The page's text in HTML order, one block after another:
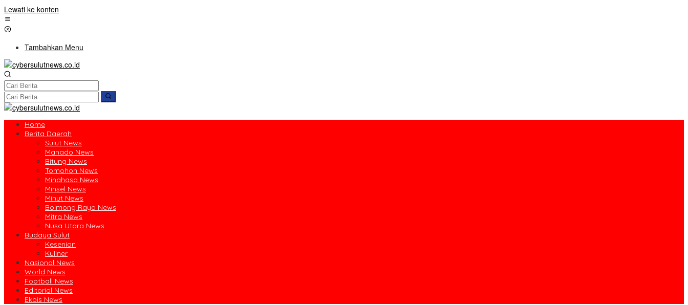
Lewati ke konten
Tambahkan Menu
Home
Berita Daerah
Sulut News
Manado News
Bitung News
Tomohon News
Minahasa News
Minsel News
Minut News
Bolmong Raya News
Mitra News
Nusa Utara News
Budaya Sulut
Kesenian
Kuliner
Nasional News
World News
Football News
Editorial News
Ekbis News